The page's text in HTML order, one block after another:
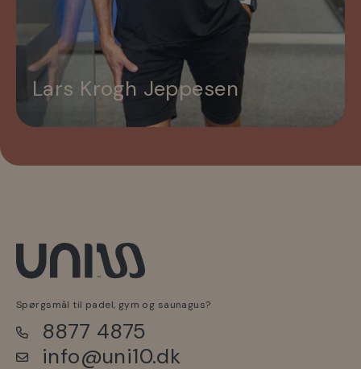
Lars Krogh Jeppesen
Spørgsmål til padel, gym og saunagus?
8877 4875
info@uni10.dk